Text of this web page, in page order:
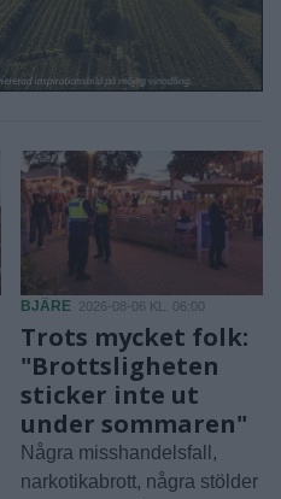
BJÄRE 2026-08-06 KL. 06:00
Trots mycket folk:
"Brottsligheten
sticker inte ut
under sommaren"
Några misshandelsfall,
narkotikabrott, några stölder